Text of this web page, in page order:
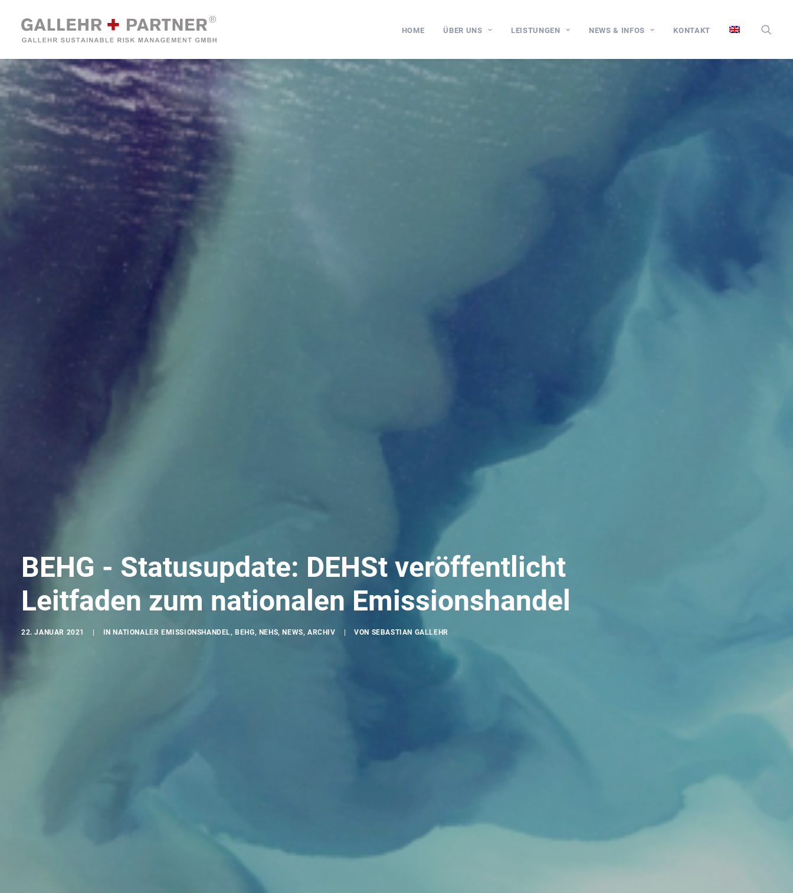
HOME ÜBER UNS LEISTUNGEN NEWS & INFOS KONTAKT
BEHG - Statusupdate: DEHSt veröffentlicht
Leitfaden zum nationalen Emissionshandel
22. JANUAR 2021 IN NATIONALER EMISSIONSHANDEL, BEHG, NEHS, NEWS,ARCHIV VON SEBASTIAN GALLEHR